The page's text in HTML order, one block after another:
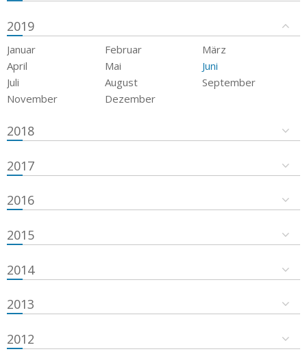
2019
Januar Februar
März
April
Mai
Juni
Juli
August
September
November
Dezember
2018
2017
2016
2015
2014
2013
2012